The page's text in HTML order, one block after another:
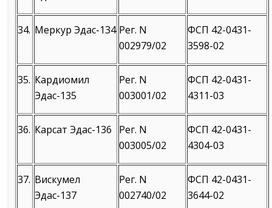
34. Меркур Эдас-134 Рег. N
002979/02
ФСП 42-0431-
3598-02
35. Кардиомил
Эдас-135
Рег. N
003001/02
ФСП 42-0431-
4311-03
36. Карсат Эдас-136
Рег. N
003005/02
ФСП 42-0431-
4304-03
37. Вискумел
Эдас-137
Рег. N
002740/02
ФСП 42-0431-
3644-02